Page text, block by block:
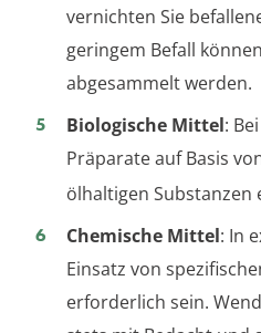
vernichten Sie
geringem Befall
abgesammelt werden.
Biologische Mittel:
Präparate auf Basis
ölhaltigen Substanzen
Chemische Mittel: In
Einsatz von
erforderlich sein.